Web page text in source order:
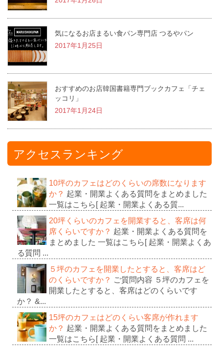
気になるお店まるい食パン専門店 つるやパン
2017年1月25日
おすすめのお店韓国書籍専門ブックカフェ「チェ
ッコリ」
2017年1月24日
アクセスランキング
10坪のカフェはどのくらいの席数になります
か？ 起業・開業よくある質問をまとめました
一覧はこちら[ 起業・開業よくある質...
20坪くらいのカフェを開業すると、客席は何
席くらいですか？ 起業・開業よくある質問を
まとめました 一覧はこちら[ 起業・開業よくあ
る質問 ...
５坪のカフェを開業したとすると、客席はど
のくらいですか？ ご質問内容 ５坪のカフェを
開業したとすると、客席はどのくらいです
か？ &...
15坪のカフェはどのくらい客席が作れます
か？ 起業・開業よくある質問をまとめました
一覧はこちら[ 起業・開業よくある質問 ...